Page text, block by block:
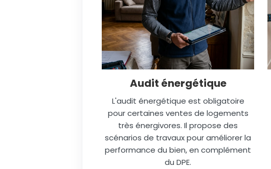
Audit énergétique
L'audit énergétique est obligatoire
pour certaines ventes de logements
très énergivores. Il propose des
scénarios de travaux pour améliorer la
performance du bien, en complément
du DPE.